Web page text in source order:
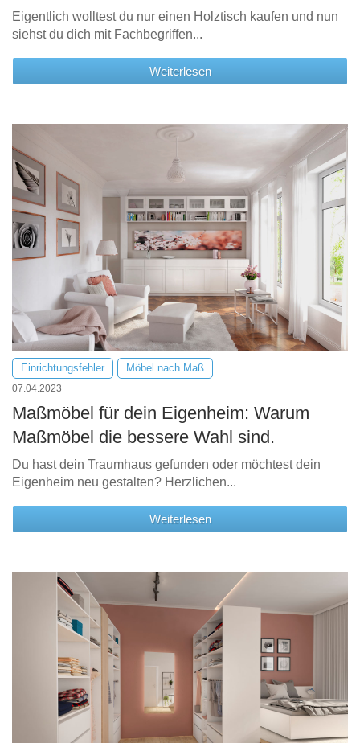
Eigentlich wolltest du nur einen Holztisch kaufen und nun
siehst du dich mit Fachbegriffen...
Weiterlesen
Einrichtungsfehler Möbel nach Maß
07.04.2023
Maßmöbel für dein Eigenheim: Warum
Maßmöbel die bessere Wahl sind.
Du hast dein Traumhaus gefunden oder möchtest dein
Eigenheim neu gestalten? Herzlichen...
Weiterlesen